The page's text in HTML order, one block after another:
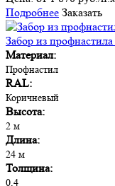
Подробнее Заказать
Забор из
Материал:
Профнастил
RAL:
Коричневый
Высота:
2 м
Длина:
24 м
Толщина:
0,4